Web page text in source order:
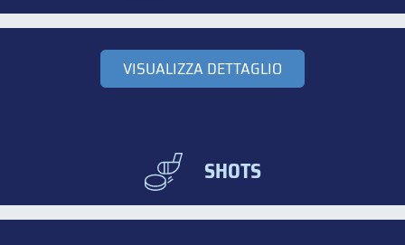
VISUALIZZA DETTAGLIO
SHOTS